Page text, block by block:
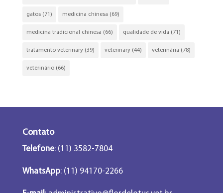
gatos(71) medicina chinesa (69)
medicina tradicional chinesa (66) qualidade de vida (71)
tratamento veterinary(39) veterinary(44) veterinária (78)
veterinário(66)
Contato
Telefone: (11) 3582-7804
WhatsApp: (11) 94170-2266